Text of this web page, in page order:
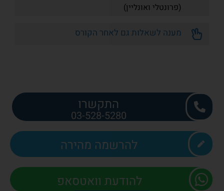
(פרונטלי ואונליין)
מענה לשאלות גם לאחר הקורס
התקשרו
03-528-5280
להרשמה מהירה
להודעת וואטסאפ